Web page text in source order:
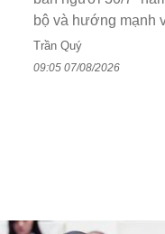
bộ và hướng mạnh
Trần Quý
09:05 07/08/2026